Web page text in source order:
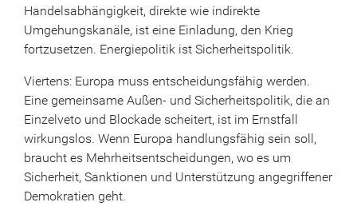
Handelsabhängigkeit, direkte wie indirekte
Umgehungskanäle, ist eine Einladung, den Krieg
fortzusetzen. Energiepolitik ist Sicherheitspolitik.
Viertens: Europa muss entscheidungsfähig werden.
Eine gemeinsame Außen- und Sicherheitspolitik, die an
Einzelveto und Blockade scheitert, ist im Ernstfall
wirkungslos. Wenn Europa handlungsfähig sein soll,
braucht es Mehrheitsentscheidungen, wo es um
Sicherheit, Sanktionen und Unterstützung angegriffener
Demokratien geht.